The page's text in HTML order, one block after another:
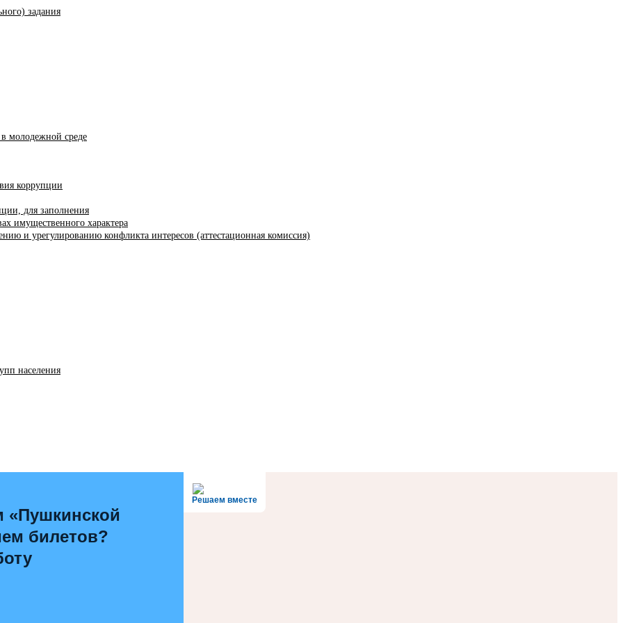
задания
молодежной среде
коррупции
для заполнения
имущественного характера
и урегулированию конфликта интересов (аттестационная комиссия)
населения
Решаем вместе
«Пушкинской
билетов?